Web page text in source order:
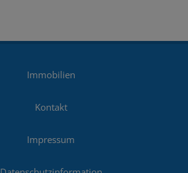
Immobilien
Kontakt
Impressum